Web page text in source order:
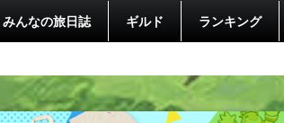
みんなの旅日誌 ギルド ランキング